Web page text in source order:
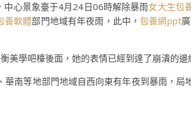
中心景象臺于4月24日06時解除暴雨女大生包
養軟體部門地域有年夜雨，此中，包養網ppt
美學吧檯後面，她的表情已經到達了崩潰的邊
南等地部門地域自西向東有年夜到暴雨，